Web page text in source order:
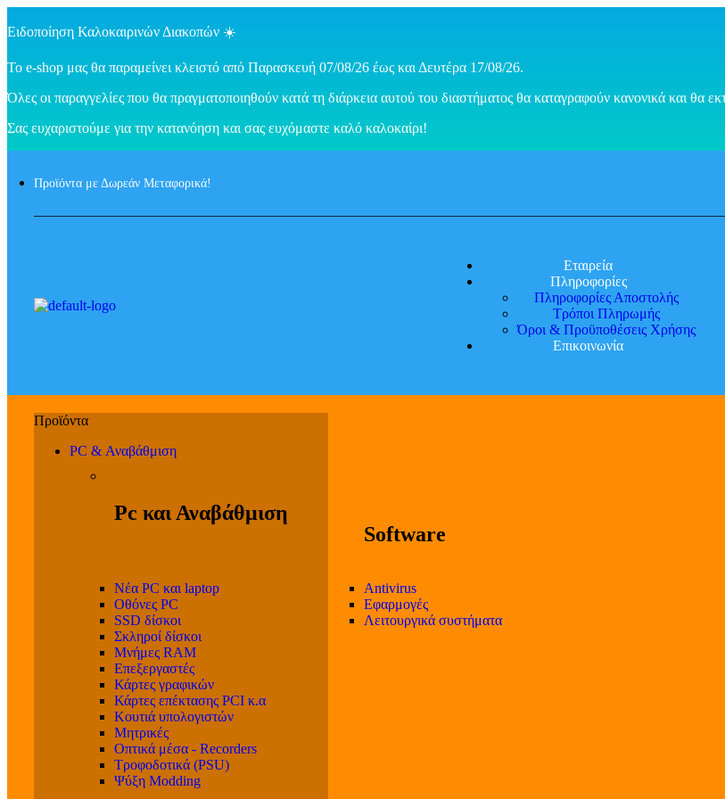
Ειδοποίηση Καλοκαιρινών Διακοπών ☀️
Το e-shop μας θα παραμείνει κλειστό από Παρασκευή 07/08/26 έως και Δευτέρα 17/08/26.
Όλες οι παραγγελίες που θα πραγματοποιηθούν κατά τη διάρκεια αυτού του διαστήματος θα καταγραφούν κανονικά και θα
Σας ευχαριστούμε για την κατανόηση και σας ευχόμαστε καλό καλοκαίρι!
Προϊόντα με Δωρεάν Μεταφορικά!
Εταιρεία
Πληροφορίες
Πληροφορίες Αποστολής
Τρόποι Πληρωμής
Όροι & Προϋποθέσεις Χρήσης
Επικοινωνία
PC & Αναβάθμιση
Pc και Αναβάθμιση
Software
Νέα PC και laptop
Οθόνες PC
SSD δίσκοι
Σκληροί δίσκοι
Μνήμες RAM
Επεξεργαστές
Κάρτες γραφικών
Κάρτες επέκτασης PCI κ.α
Κουτιά υπολογιστών
Μητρικές
Οπτικά μέσα - Recorders
Τροφοδοτικά (PSU)
Ψύξη Modding
Antivirus
Εφαρμογές
Λειτουργικά συστήματα